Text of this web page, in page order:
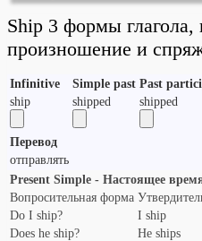
Ship 3 формы глагола,
произношение и
Infinitive Simple past Past
ship
shipped shipped
Перевод
отправлять
Present Simple - Настоящее
Вопросительная форма
Do I ship?
I ship
Does he ship?
He ships